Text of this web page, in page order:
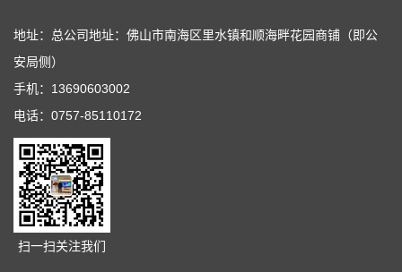
地址：总公司地址：佛山市南海区里水镇和顺海畔花园商铺（即公
安局侧）
手机：13690603002
电话：0757-85110172
扫一扫关注我们